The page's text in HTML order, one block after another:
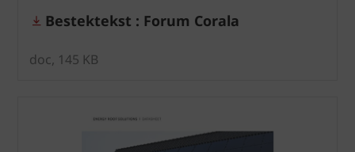
Bestektekst : Forum Corala
doc, 145 KB